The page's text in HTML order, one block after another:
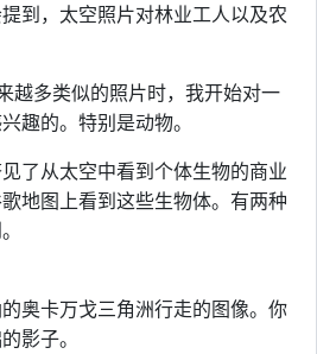
到，太空照片对林业工人以及农
越多类似的照片时，我开始对一
趣的。特别是动物。
了从太空中看到个体生物的商业
地图上看到这些生物体。有两种
奥卡万戈三角洲行走的图像。你
影子。